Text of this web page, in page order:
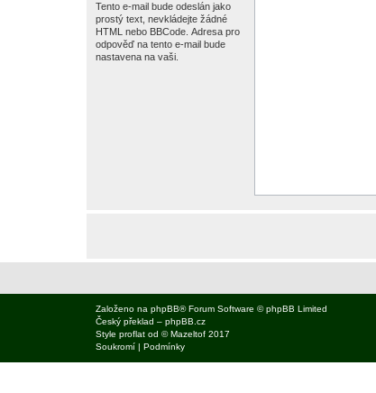
Tento e-mail bude odeslán jako
prostý text, nevkládejte žádné
HTML nebo BBCode. Adresa pro
odpověď na tento e-mail bude
nastavena na vaši.
Založeno na phpBB® Forum Software © phpBB Limited
Český překlad – phpBB.cz
Style proflat od ©Mazeltof 2017
Soukromí | Podmínky